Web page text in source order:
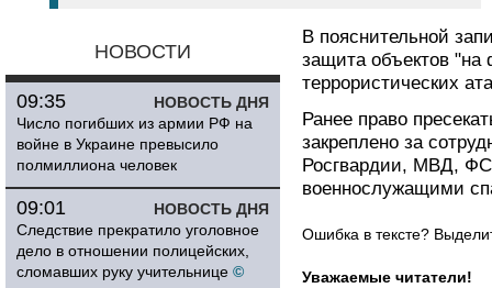
НОВОСТИ
НОВОСТЬ ДНЯ
09:35
Число погибших из армии РФ на
войне в Украине превысило
полмиллиона человек
НОВОСТЬ ДНЯ
09:01
Следствие прекратило уголовное
дело в отношении полицейских,
сломавших руку учительнице ©
В пояснительной
защита объектов
террористических
Ранее право
закреплено за
Росгвардии, МВД,
военнослужащими
Ошибка в тексте?
Уважаемые читатели!